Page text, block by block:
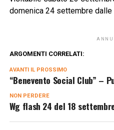
domenica 24 settembre dalle
ARGOMENTI CORRELATI:
AVANTI IL ​​PROSSIMO
“Benevento Social Club” –
NON PERDERE
Wg flash 24 del 18